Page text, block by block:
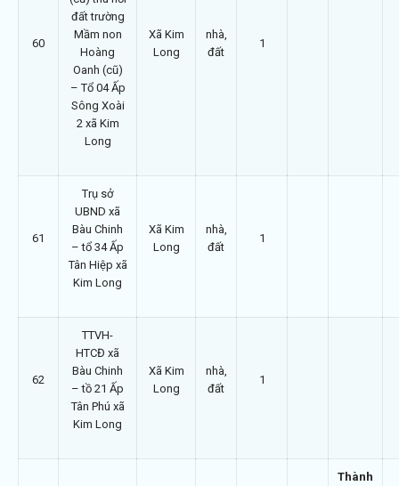
60
đất trường
Mầm non
Hoàng
Oanh (cũ)
– Tổ 04 Ấp
Sông Xoài
2 xã Kim
Long
Xã Kim
Long
nhà,
đất
1
61
Trụ sở
UBND xã
Bàu Chinh
– tổ 34 Ấp
Tân Hiệp xã
Kim Long
Xã Kim
Long
nhà,
đất
1
62
TTVH-
HTCĐ xã
Bàu Chinh
– tồ 21 Ấp
Tân Phú xã
Kim Long
Xã Kim
Long
nhà,
đất
1
Thành